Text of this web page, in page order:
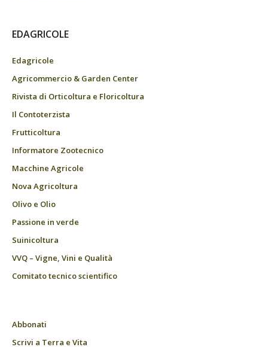
EDAGRICOLE
Edagricole
Agricommercio & Garden Center
Rivista di Orticoltura e Floricoltura
Il Contoterzista
Frutticoltura
Informatore Zootecnico
Macchine Agricole
Nova Agricoltura
Olivo e Olio
Passione in verde
Suinicoltura
VVQ – Vigne, Vini e Qualità
Comitato tecnico scientifico
Abbonati
Scrivi a Terra e Vita